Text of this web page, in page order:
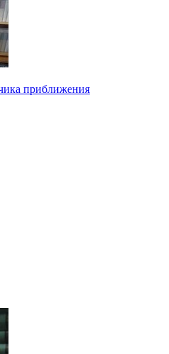
приближения